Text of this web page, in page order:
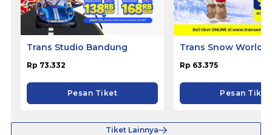
Trans Studio Bandung
Rp 73.332
Pesan Tiket
Trans Snow World
Rp 63.375
Pesan Tiket
Tiket Lainnya